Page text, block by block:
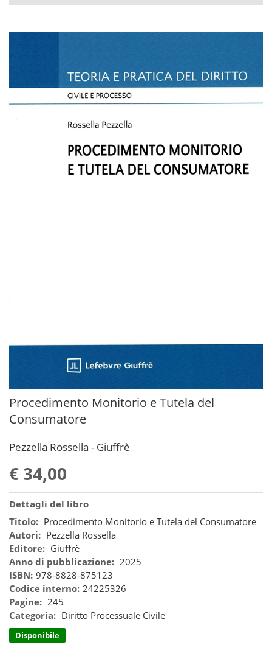
Procedimento Monitorio e Tutela del
Consumatore
Pezzella Rossella - Giuffrè
€ 34,00
Dettagli del libro
Titolo: Procedimento Monitorio e Tutela del Consumatore
Autori: Pezzella Rossella
Editore: Giuffrè
Anno di pubblicazione: 2025
ISBN: 978-8828-875123
Codice interno: 24225326
Pagine: 245
Categoria: Diritto Processuale Civile
Disponibile